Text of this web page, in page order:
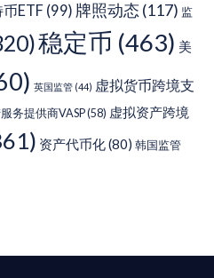
币ETF (99) 牌照动态 (117) 监
稳定币 (463) 美
英国监管 (44) 虚拟货币跨境支
务提供商VASP(58) 虚拟资产跨境
资产代币化(80) 韩国监管